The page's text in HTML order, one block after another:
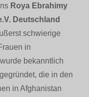
Roya Ebrahimy
Deutschland
schwierige
in
bekanntlich
die in den
in Afghanistan